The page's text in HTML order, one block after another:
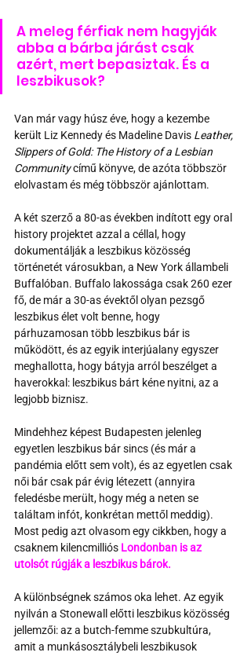
A meleg férfiak nem hagyják
abba a bárba járást csak
azért, mert bepasiztak. És a
leszbikusok?
Van már vagy húsz éve, hogy a kezembe
került Liz Kennedy és Madeline Davis Leather,
Slippers of Gold: The History of a Lesbian
Community című könyve, de azóta többször
elolvastam és még többször ajánlottam.
A két szerző a 80-as években indított egy oral
history projektet azzal a céllal, hogy
dokumentálják a leszbikus közösség
történetét városukban, a New York állambeli
Buffalóban. Buffalo lakossága csak 260 ezer
fő, de már a 30-as évektől olyan pezsgő
leszbikus élet volt benne, hogy
párhuzamosan több leszbikus bár is
működött, és az egyik interjúalany egyszer
meghallotta, hogy bátyja arról beszélget a
haverokkal: leszbikus bárt kéne nyitni, az a
legjobb biznisz.
Mindehhez képest Budapesten jelenleg
egyetlen leszbikus bár sincs (és már a
pandémia előtt sem volt), és az egyetlen csak
női bár csak pár évig létezett (annyira
feledésbe merült, hogy még a neten se
találtam infót, konkrétan mettől meddig).
Most pedig azt olvasom egy cikkben, hogy a
csaknem kilencmilliós Londonban is az
utolsót rúgják a leszbikus bárok.
A különbségnek számos oka lehet. Az egyik
nyilván a Stonewall előtti leszbikus közösség
jellemzői: az a butch-femme szubkultúra,
amit a munkásosztálybeli leszbikusok